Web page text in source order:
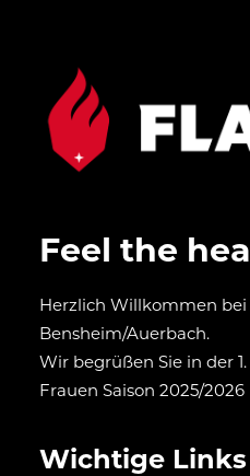
Feel the
Herzlich Willkommen bei
Bensheim/Auerbach.
Wir begrüßen Sie in der
Frauen Saison 2025/2026
Wichtige Links